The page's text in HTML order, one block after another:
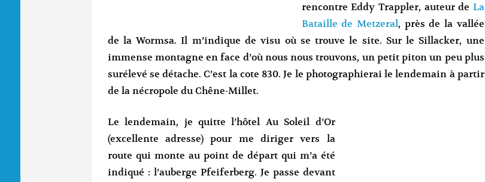
rencontre Eddy Trappler, auteur de La
Bataille de Metzeral, près de la vallée
de la Wormsa. Il m’indique de visu où se trouve le site. Sur le Sillacker, une
immense montagne en face d’où nous nous trouvons, un petit piton un peu plus
surélevé se détache. C’est la cote 830. Je le photographierai le lendemain à partir
de la nécropole du Chêne-Millet.
Le lendemain, je quitte l’hôtel Au Soleil d’Or
(excellente adresse) pour me diriger vers la
route qui monte au point de départ qui m’a été
indiqué : l’auberge Pfeiferberg. Je passe devant